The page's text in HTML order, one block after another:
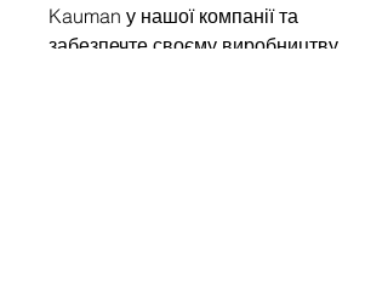
Kauman у нашої компанії та
забезпечте своєму виробництву